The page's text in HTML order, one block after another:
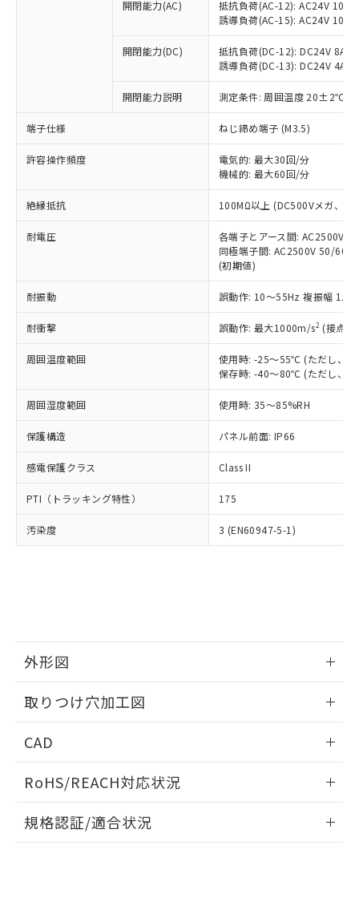
開閉能力(AC)
抵抗負荷(AC-12): AC24V 10A/
誘導負荷(AC-15): AC24V
開閉能力(DC)
抵抗負荷(DC-12): DC24V 8A/
誘導負荷(DC-13): DC24V 4A/
開閉能力説明 測定条件: 周囲温度 20±2℃、
端子仕様 ねじ締め端子 (M3.5)
許容操作頻度
電気的: 最大30回/分
機械的: 最大60回/分
絶縁抵抗 100MΩ以上 (DC500Vメガ、点
耐電圧
各端子とアース間: AC2500V
同極端子間: AC2500V 50/
(初期値)
耐振動 誤動作: 10～55Hz 複振幅
耐衝撃 誤動作: 最大1000m/s2 (接点
周囲温度範囲
使用時: -25～55℃ (ただし、氷
保存時: -40～80℃ (ただし、氷
周囲湿度範囲 使用時: 35～85%RH
保護構造 パネル前面: IP66
感電保護クラス Class II
PTI（トラッキング特性） 175
汚染度 3 (EN60947-5-1)
外形図
取りつけ穴加工図
CAD
ドすることができます。
ログイン/会員登録
RoHS/REACH対応状況
EU RoHS 注意事項・凡例
規格認証/適合状況
本サービスの対象外となる商品もある
ことをご了承ください。
在庫状況および標準価格照会結果は、
記載している更新日時点での社内デー
タに基づき作成されるものであり、閲
覧された時点での実際の在庫および標
正式な納期状況および標準価格はお客
様のお取引先、またはお客様担当のオ
ムロン制御機器販売店・当社販売員に
オムロン制御機器販売店や当社販売拠
販売ネットワーク
」をご確認
在庫状況および標準価格結果を当社の
示しないようお願いします。
マイパーツ機能（部品リスト作成サー
ビス）をご利用いただくには、I-Web
メンバーズにご登録されている必要が
お客様が当ウェブサイト上で当社にご
登録された部品リストについて、当社
および当社の共同利用者が、当社の製
品・サービスに関するお客様との取
引・商談に必要な範囲で利用すること
をご了承ください。
の共同利用に関して"
の「1.共同利
用者の範囲」に記載されている法人を
仕入先様の事情により、非含有部品として
いたものが、含有品と判明した場合などや
むを得ず変更することがあります。
ミウム(Cd) 100ppm以下、
六価クロム(Cr(Ⅵ)) 1000ppm以下、ポリ臭化ビフェニル
類(PBB) 1000ppm以下、ポリ臭化ジフェニルエーテル類
(PBDE) 1000ppm以下、フタル酸ビス(2-エチルヘキシ
ルベンジル（BBP） 1000ppm以下、フタル酸ジブチル
（DBP） 1000ppm以下、フタル酸ジイソブチル
適用除外項目は除く。
フタル酸エステル類の４物質については閾値を超える意
図的な使用がないことを確認しています。
部品在庫の切り替え状況などにより、予定
月が前後することがあります。
※3 非含有証明書ダウンロード
下記の非含有証明書をダウンロードするこ
EU RoHS指令（10物質）の非含有証明書
51物質の非含有証明書（当社基準）
※本証明書は発行日時点で非含有を証明す
るもので、過去に遡って非含有を証明する
ものではありません。
り、2022年1月12日より割愛しておりま
す。
「×」：最大均質材料含有率が中国RoHSの
基準値を超えていることを示します。
「－」：未確認です。当社販売部門へお問
い合わせください。
*中国RoHS10物質の基準値 (GB/T26572)：
Pb(鉛) :1000ppm、 Hg(水銀) : 1000ppm、 Cd(カドミウ
Cr(Ⅵ)(六価クロム) : 1000ppm、 PBBs(ポリ臭化ビフェ
DBP(フタル酸ジブチル) : 1000ppm、 DIBP(フタル酸ジ
イソブチル) : 1000ppm、 BBP(フタル酸ブチルベンジ
DEHP(フタル酸ビス(2-エチルヘキシル)) : 1000ppm
「ｅ」：有害物質（10物質）のすべてが基
準値以下であることを示します。
「10」：通常の使用状況下において有害物
質が外部に漏えいし、環境に深刻な影響を
及ぼさない年数を意味します。
「－」：未確認です。当社販売部門へお問
当社は、これら貴社製品のうち、外国
為替および外国貿易法に定める商品
（以下｢規制貨物等」という）を輸出
または国外への提供する場合は、日本
国政府の輸出許可(または役務取引許
可)を取得するなどの必要な手続きを
当社は規制貨物を破棄する場合は、完
全に破砕するなど、違法に輸出されな
いよう必要な手段を講じます。
当社は貴社製品を、核兵器、ミサイ
ル、化学兵器、生物兵器またはその他
武器並びにこれらの製造装置等に一切
当社は、貴社製品を第三者に販売する
場合は、上記1、2および3の内容を当
該第三者に通知します。また当社は、
販売先および販売に係わる関係者が違
法に輸出するおそれがある場合は、取
キャンセル
一定数以上の在庫あり
一定数には満たないが在庫あり
在庫なし(最新の在庫状況につ
いては、お客様のお取引先、ま
たはお客様担当のオムロン制御
機器販売店・当社販売員にご確
受注生産機種、また在庫状況の
情報を公開していない機種